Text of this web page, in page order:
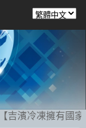
【吉濱冷凍擁有國